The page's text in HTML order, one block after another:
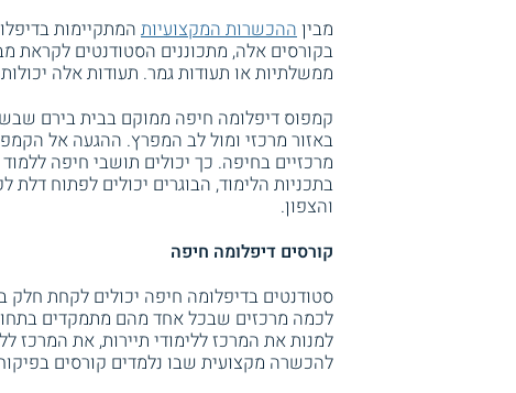
מביןההכשרות המקצועיות המתקיימות
בקורסים אלה, מתכוננים הסטודנטים לקראת
ממשלתיות או תעודות גמר. תעודות אלה
באזור מרכזי ומול לב המפרץ. ההגעה אל
מרכזיים בחיפה. כך יכולים תושבי חיפה
בתכניות הלימוד, הבוגרים יכולים לפתוח
והצפון.
קורסים דיפלומה חיפה
סטודנטים בדיפלומה חיפה יכולים לקחת
לכמה מרכזים שבכל אחד מהם מתמקדים
למנות את המרכז ללימודי תיירות, את המרכז
להכשרה מקצועית שבו נלמדים קורסים